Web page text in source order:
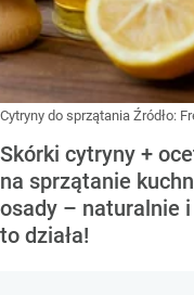
Cytryny do sprzątania Źródło:
Skórki cytryny +
na sprzątanie
osady – naturalnie
to działa!